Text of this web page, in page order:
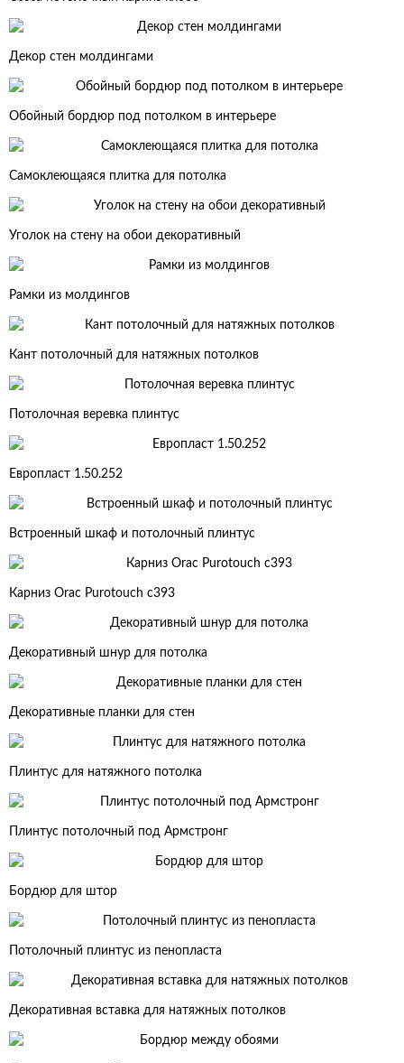
Декор стен молдингами
Обойный бордюр под потолком в интерьере
Самоклеющаяся плитка для потолка
Уголок на стену на обои декоративный
Рамки из молдингов
Кант потолочный для натяжных потолков
Потолочная веревка плинтус
Европласт 1.50.252
Встроенный шкаф и потолочный плинтус
Карниз Orac Purotouch c393
Декоративный шнур для потолка
Декоративные планки для стен
Плинтус для натяжного потолка
Плинтус потолочный под Армстронг
Бордюр для штор
Потолочный плинтус из пенопласта
Декоративная вставка для натяжных потолков